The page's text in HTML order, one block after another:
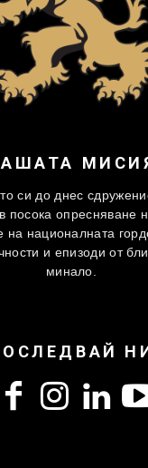
си до днес
посока опресняване
на националната
и епизоди от
минало.